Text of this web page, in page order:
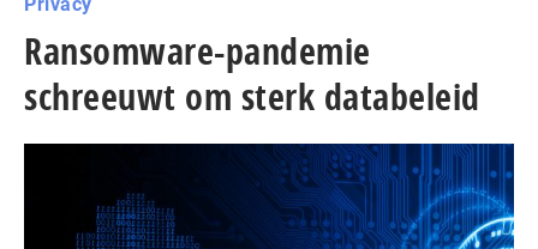
Ransomware-pandemie
schreeuwt om sterk databeleid